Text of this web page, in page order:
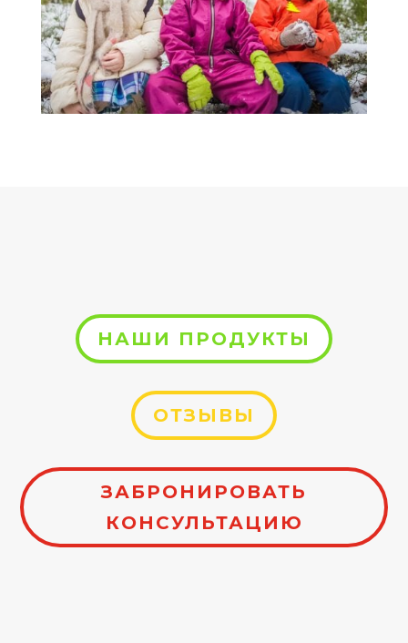
НАШИ ПРОДУКТЫ
ОТЗЫВЫ
ЗАБРОНИРОВАТЬ
КОНСУЛЬТАЦИЮ